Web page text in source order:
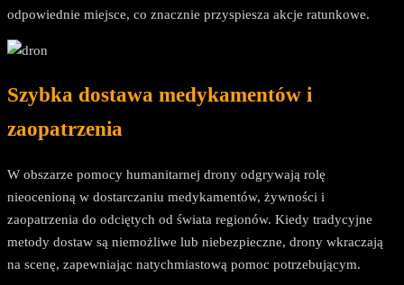
odpowiednie miejsce, co znacznie przyspiesza akcje ratunkowe.
Szybka dostawa medykamentów i
zaopatrzenia
W obszarze pomocy humanitarnej drony odgrywają rolę
nieocenioną w dostarczaniu medykamentów, żywności i
zaopatrzenia do odciętych od świata regionów. Kiedy tradycyjne
metody dostaw są niemożliwe lub niebezpieczne, drony wkraczają
na scenę, zapewniając natychmiastową pomoc potrzebującym.